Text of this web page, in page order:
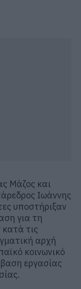
Μάζος και
Ιωάννης
υποστήριξαν
για τη
τις
αρχή
κοινωνικό
εργασίας